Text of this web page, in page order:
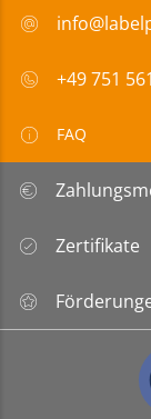
+49 751
FAQ
Zertifikate